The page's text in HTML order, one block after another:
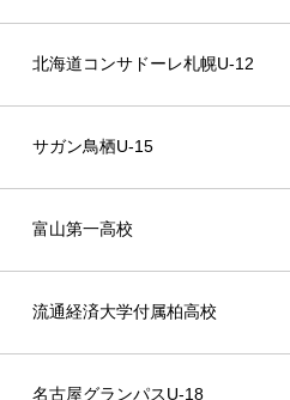
北海道コンサドーレ札幌U-12
サガン鳥栖U-15
富山第一高校
流通経済大学付属柏高校
名古屋グランパスU-18